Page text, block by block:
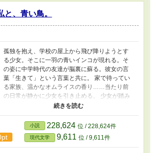
と、青い鳥。
孤独を抱え、学校の屋上から飛び降りようとす
る少女。そこに一羽の青いインコが現れる。そ
の姿に中学時代の友達が脳裏に蘇る。彼女の言
葉「生きて」という言葉と共に。 家で待ってい
る家族、温かなオムライスの香り……当たり前
の日常が静かに少女を引き止める。 少女が踏み
出した一歩は、死への一歩か、生への一歩か。
小説 228,624 位 / 228,624件
現代文学 9,611 位 / 9,611件